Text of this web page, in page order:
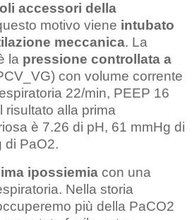
accessori della
motivo viene intubato
meccanica. La
la pressione controllata a
con volume corrente
22/min, PEEP 16
risultato alla prima
è 7.26 di pH, 61 mmHg di
di PaO2.
ipossiemia con una
Nella storia
più della PaCO2